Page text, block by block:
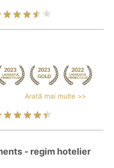
Arată mai multe >>
- regim hotelier